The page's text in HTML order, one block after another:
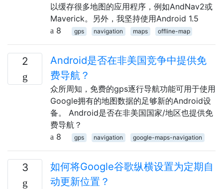
以缓存很多地图的应用程序，例如AndNav2或
Maverick。另外，我坚持使用Android 1.5
8
gps navigation maps offline-map
2
Android是否在非美国竞争中提供免
费导航？
众所周知，免费的gps逐行导航功能可用于使用
Google拥有的地图数据的足够新的Android设
备。 Android是否在非美国国家/地区也提供免
费导航？
8
gps navigation google-maps-navigation
3
如何将Google谷歌纵横设置为定期自
动更新位置？